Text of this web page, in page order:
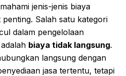
jenis-jenis biaya
Salah satu kategori
dalam pengelolaan
biaya tidak langsung.
langsung dengan
jasa tertentu, tetapi